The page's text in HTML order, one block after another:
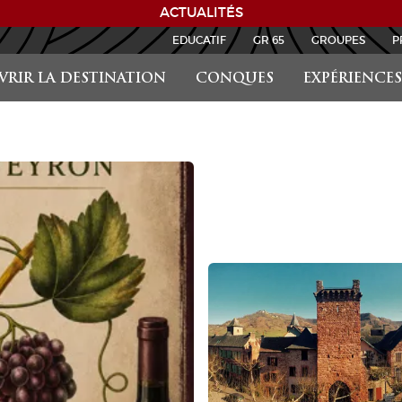
ACTUALITÉS
LA DESTINATION CONQUES EXPÉRIENCES
EDUCATIF GR 65 GROUPES